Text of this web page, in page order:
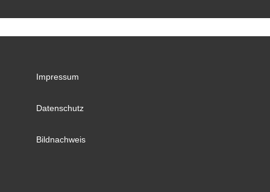
Impressum
Datenschutz
Bildnachweis